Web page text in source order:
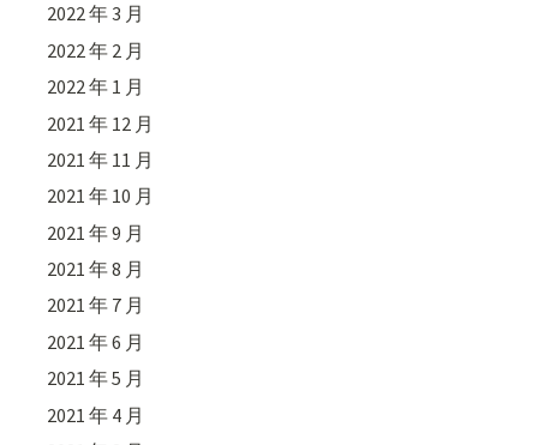
2022 年 3 月
2022 年 2 月
2022 年 1 月
2021 年 12 月
2021 年 11 月
2021 年 10 月
2021 年 9 月
2021 年 8 月
2021 年 7 月
2021 年 6 月
2021 年 5 月
2021 年 4 月